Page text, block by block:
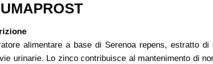
alimentare a base di Serenoa repens, estratto
urinarie. Lo zinco contribuisce al mantenimento di